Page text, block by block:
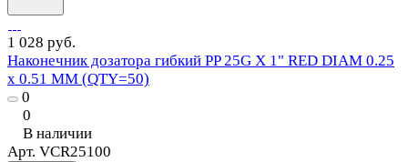
1 028 руб.
Наконечник дозатора гибкий PP 25G X 1" RED DIAM 0.25
x 0.51 MM (QTY=50)
0
0
В наличии
Арт. VCR25100